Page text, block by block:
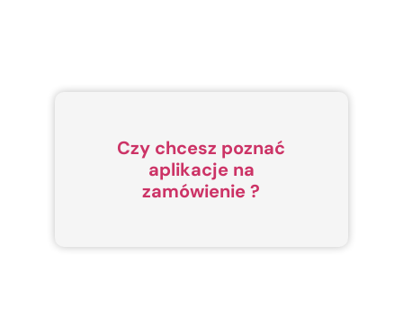
Czy chcesz poznać
aplikacje na
zamówienie ?